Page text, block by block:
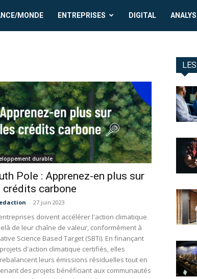
MONDE ENTREPRISES DIGITAL
durable
Pole : Apprenez-en plus sur
crédits carbone
- 27 juin 2023
doivent accélérer l'action climatique
de leur chaîne de valeur, conformément à
Science Based Target (SBTi). En finançant
d'action climatique certifiés, elles
leurs émissions résiduelles tout en
des projets bénéficiant aux communautés